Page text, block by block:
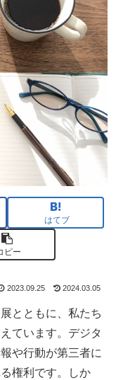
はてブ
ピー
2023.09.25 2024.03.05
とともに、私たち
ています。デジタ
や行動が第三者に
権利です。しか